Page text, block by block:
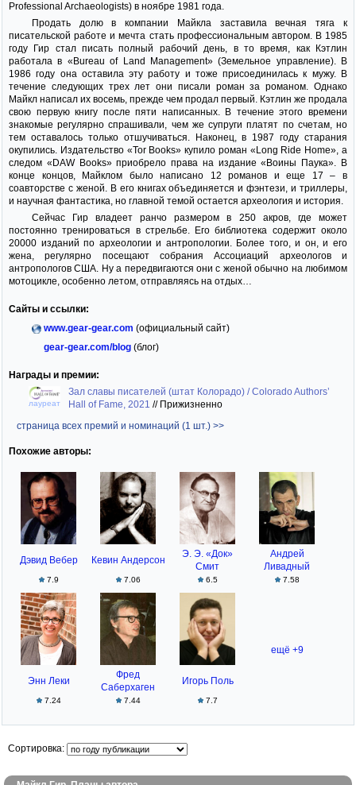
Professional Archaeologists) в ноябре 1981 года.
Продать долю в компании Майкла заставила вечная тяга к
писательской работе и мечта стать профессиональным автором. В 1985
году Гир стал писать полный рабочий день, в то время, как Кэтлин
работала в «Bureau of Land Management» (Земельное управление). В
1986 году она оставила эту работу и тоже присоединилась к мужу. В
течение следующих трех лет они писали роман за романом. Однако
Майкл написал их восемь, прежде чем продал первый. Кэтлин же продала
свою первую книгу после пяти написанных. В течение этого времени
знакомые регулярно спрашивали, чем же супруги платят по счетам, но
тем оставалось только отшучиваться. Наконец, в 1987 году старания
окупились. Издательство «Tor Books» купило роман «Long Ride Home», а
следом «DAW Books» приобрело права на издание «Воины Паука». В
конце концов, Майклом было написано 12 романов и еще 17 – в
соавторстве с женой. В его книгах объединяется и фэнтези, и триллеры,
и научная фантастика, но главной темой остается археология и история.
Сейчас Гир владеет ранчо размером в 250 акров, где может
постоянно тренироваться в стрельбе. Его библиотека содержит около
20000 изданий по археологии и антропологии. Более того, и он, и его
жена, регулярно посещают собрания Ассоциаций археологов и
антропологов США. Ну а передвигаются они с женой обычно на любимом
мотоцикле, особенно летом, отправляясь на отдых…
Сайты и ссылки:
www.gear-gear.com (официальный сайт)
gear-gear.com/blog(блог)
Награды и премии:
лауреат
Зал славы писателей (штат Колорадо) / Colorado Authors’
Hall of Fame, 2021 // Прижизненно
страница всех премий и номинаций (1 шт.) >>
Похожие авторы:
Дэвид Вебер
7.9
Кевин Андерсон
7.06
Э. Э. «Док»
Смит
6.5
Андрей
Ливадный
7.58
Энн Леки
7.24
Фред
Саберхаген
7.44
Игорь Поль
7.7
ещё +9
Сортировка: